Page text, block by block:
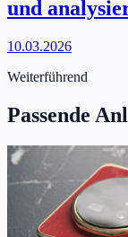
und
10.03.2026
Weiterführend
Passende